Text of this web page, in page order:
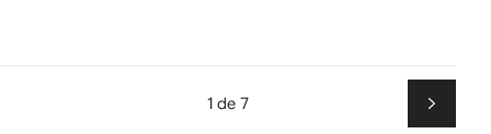
1 de 7